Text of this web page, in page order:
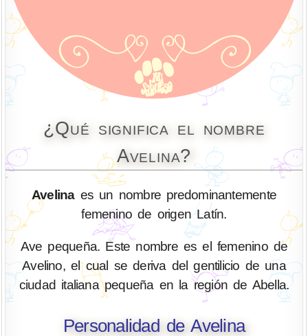
¿Qué significa el nombre
Avelina?
Avelinaes un nombre predominantemente
femenino de origen Latín.
Ave pequeña. Este nombre es el femenino de
Avelino, el cual se deriva del gentilicio de una
ciudad italiana pequeña en la región de Abella.
Personalidad de Avelina